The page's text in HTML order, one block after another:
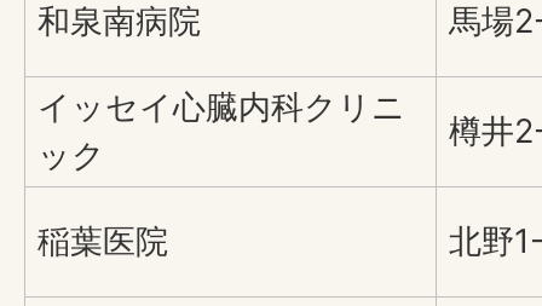
和泉南病院 馬場
イッセイ心臓内科クリニ
ック
樽井
稲葉医院 北野